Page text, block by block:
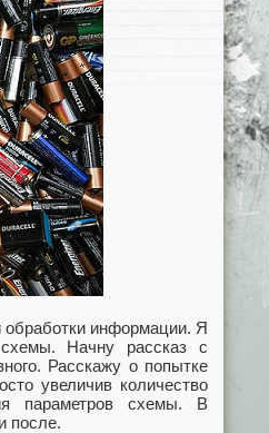
обработки информации. Я
схемы. Начну рассказ с
Расскажу о попытке
увеличив количество
параметров схемы. В
после.